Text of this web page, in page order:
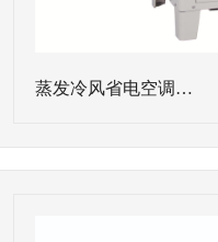
蒸发冷风省电空调…